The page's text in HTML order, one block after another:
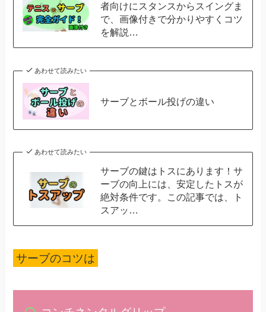
者向けにスタンスからスイングま
で、画像付きで分かりやすくコツ
を解説…
あわせて読みたい
サーブとボール投げの違い
あわせて読みたい
サーブの鍵はトスにあります！サ
ーブの向上には、安定したトスが
絶対条件です。この記事では、ト
スアッ…
サーブのコツは